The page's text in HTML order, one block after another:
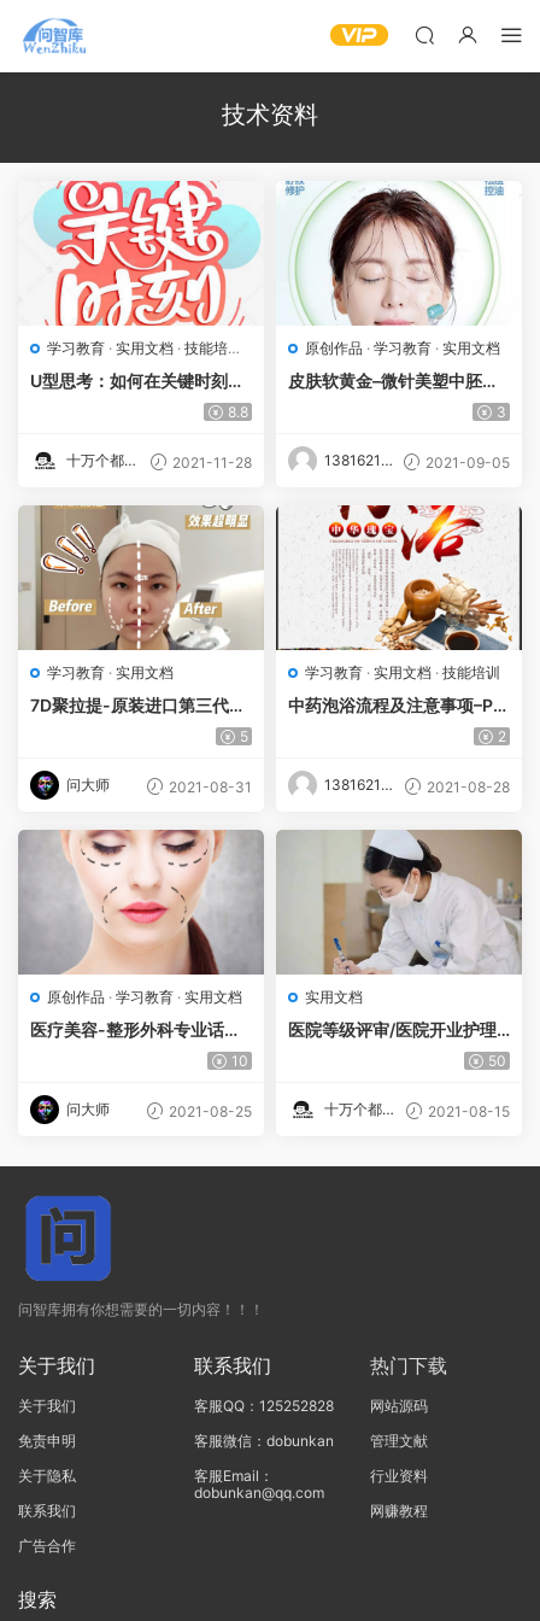
技术资料
学习教育 · 实用文档 · 技能培训
视频教程
U型思考：如何在关键时刻做
8.8
十万个都知
2021-11-28
原创作品 · 学习教育 · 实用文档
皮肤软黄金–微针美塑中胚层
3
13816213
2021-09-05
学习教育 · 实用文档
7D聚拉提-原装进口第三代超
5
问大师 2021-08-31
学习教育 · 实用文档 · 技能培训
中药泡浴流程及注意事项–PD
2
13816213
2021-08-28
原创作品 · 学习教育 · 实用文档
医疗美容-整形外科专业话术4
10
问大师 2021-08-25
实用文档
医院等级评审/医院开业护理
部全套上墙制度WORD版
50
十万个都知
2021-08-15
问智库拥有你想需要的一切内容！！！
关于我们
关于我们
免责申明
关于隐私
联系我们
广告合作
联系我们
客服QQ：125252828
客服微信：dobunkan
客服Email：
dobunkan@qq.com
热门下载
网站源码
管理文献
行业资料
网赚教程
搜索